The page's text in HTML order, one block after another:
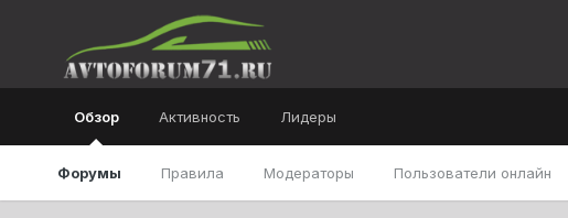
Обзор
Форумы Правила Модераторы Пользователи онлайн
Активность Лидеры